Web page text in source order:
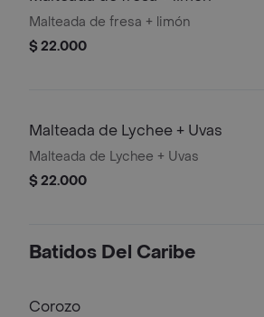
Malteada de fresa + limón
$ 22.000
Malteada de Lychee + Uvas
Malteada de Lychee + Uvas
$ 22.000
Batidos Del Caribe
Corozo